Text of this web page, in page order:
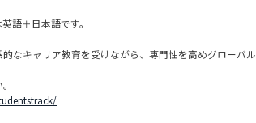
語＋日本語です。
なキャリア教育を受けながら、専門性を高めグローバル